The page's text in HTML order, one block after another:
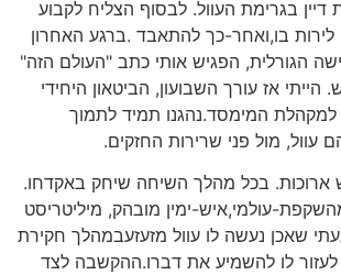
בגרימת העוול. לבסוף הצליח לקבוע
לירות בו,ואחר-כך להתאבד .ברגע האחרון
הגורלית, הפגיש אותי כתב "העולם הזה"
הייתי אז עורך השבועון, הביטאון היחידי
המימסד.נהגנו תמיד לתמוך
מול פני שרירות החזקים.
ארוכות. בכל מהלך השיחה שיחק באקדחו.
עולמי,איש-ימין מובהק, מיליטריסט
שאכן נעשה לו עוול מזעזעבמהלך חקירת
לו להשמיע את דברו.ההקשבה לצד